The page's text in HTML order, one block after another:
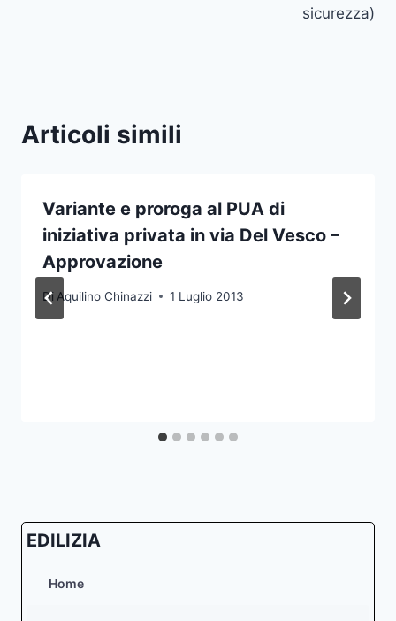
sicurezza)
Articoli simili
Variante e proroga al PUA di
iniziativa privata in via Del Vesco –
Approvazione
Di Aquilino Chinazzi 1 Luglio 2013
EDILIZIA
Home